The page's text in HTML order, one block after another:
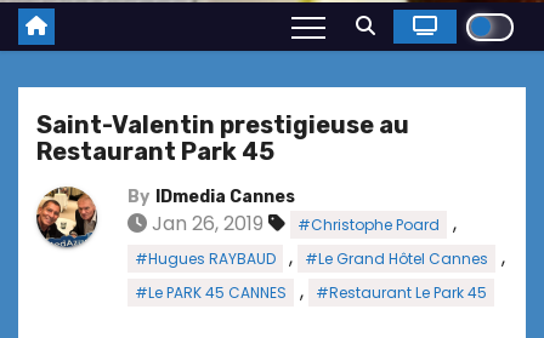
Saint-Valentin prestigieuse au
Restaurant Park 45
By IDmedia Cannes
Jan 26, 2019 #Christophe Poard ,
#Hugues RAYBAUD , #Le Grand Hôtel Cannes ,
#Le PARK 45 CANNES , #Restaurant Le Park 45